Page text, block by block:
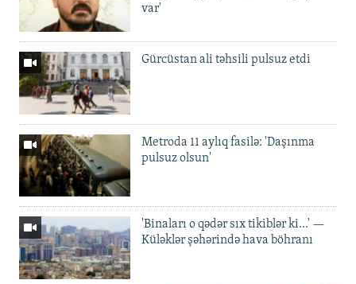
var'
Gürcüstan ali təhsili pulsuz etdi
Metroda 11 aylıq fasilə: 'Daşınma
pulsuz olsun'
'Binaları o qədər sıx tikiblər ki...' —
Küləklər şəhərində hava böhranı